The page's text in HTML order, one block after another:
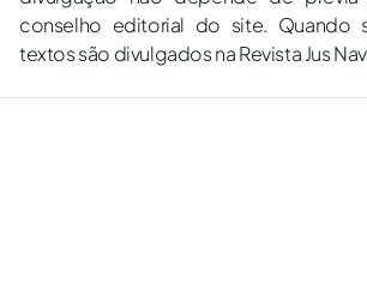
conselho editorial do site. Quando
textos são divulgados na Revista Jus